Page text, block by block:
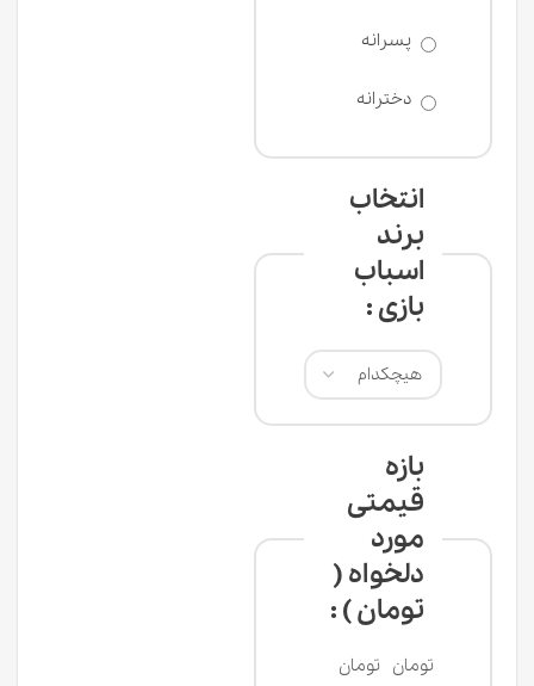
سن 18 سال به
انتخاب
برند
اسباب
بازی :
بازه
قیمتی
مورد
دلخواه (
تومان ) :
تومان تومان